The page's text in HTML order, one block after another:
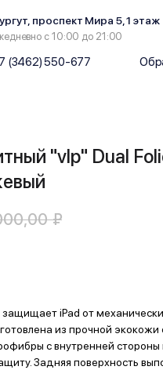
с 10:00 до 21:00
проспект Мира 5, 1 этаж
(3462) 550-677
"vlp" Dual
₽
iPad от
из прочной экокожи
с внутренней
Задняя поверхность